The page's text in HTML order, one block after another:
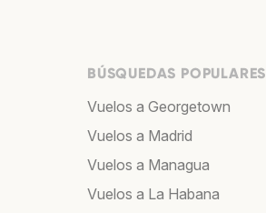
BÚSQUEDAS POPULARES
Vuelos a Georgetown
Vuelos a Madrid
Vuelos a Managua
Vuelos a La Habana